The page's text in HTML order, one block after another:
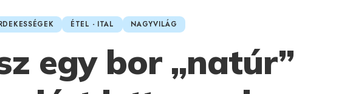
ÉTEL - ITAL NAGYVILÁG
egy bor „natúr”